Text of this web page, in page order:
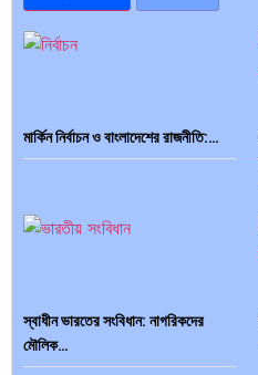
মার্কিন নির্বাচন ও বাংলাদেশের রাজনীতি:…
স্বাধীন ভারতের সংবিধান: নাগরিকদের
মৌলিক…